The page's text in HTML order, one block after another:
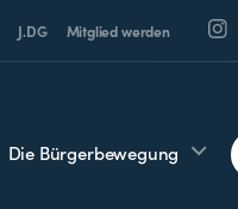
J.DG Mitglied werden
Die Bürgerbewegung